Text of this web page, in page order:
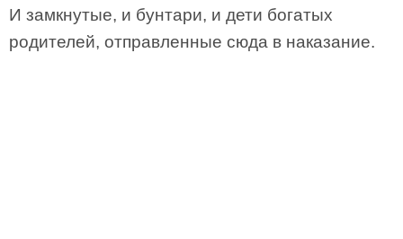
И замкнутые, и бунтари, и дети богатых
родителей, отправленные сюда в наказание.